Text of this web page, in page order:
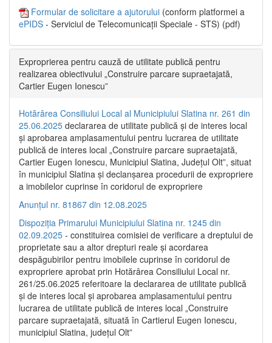
Formular de solicitare a ajutorului (conform platformei a
ePIDS - Serviciul de Telecomunicații Speciale - STS) (pdf)
Exproprierea pentru cauză de utilitate publică pentru
realizarea obiectivului „Construire parcare supraetajată,
Cartier Eugen Ionescu”
Hotărârea Consiliului Local al Municipiului Slatina nr. 261 din
25.06.2025 declararea de utilitate publică și de interes local
și aprobarea amplasamentului pentru lucrarea de utilitate
publică de interes local „Construire parcare supraetajată,
Cartier Eugen Ionescu, Municipiul Slatina, Județul Olt”, situat
în municipiul Slatina și declanșarea procedurii de expropriere
a imobilelor cuprinse în coridorul de expropriere
Anunțul nr. 81867 din 12.08.2025
Dispoziția Primarului Municipiului Slatina nr. 1245 din
02.09.2025 - constituirea comisiei de verificare a dreptului de
proprietate sau a altor drepturi reale și acordarea
despăgubirilor pentru imobilele cuprinse în coridorul de
expropriere aprobat prin Hotărârea Consiliului Local nr.
261/25.06.2025 referitoare la declararea de utilitate publică
și de interes local și aprobarea amplasamentului pentru
lucrarea de utilitate publică de interes local „Construire
parcare supraetajată, situată în Cartierul Eugen Ionescu,
municipiul Slatina, județul Olt”